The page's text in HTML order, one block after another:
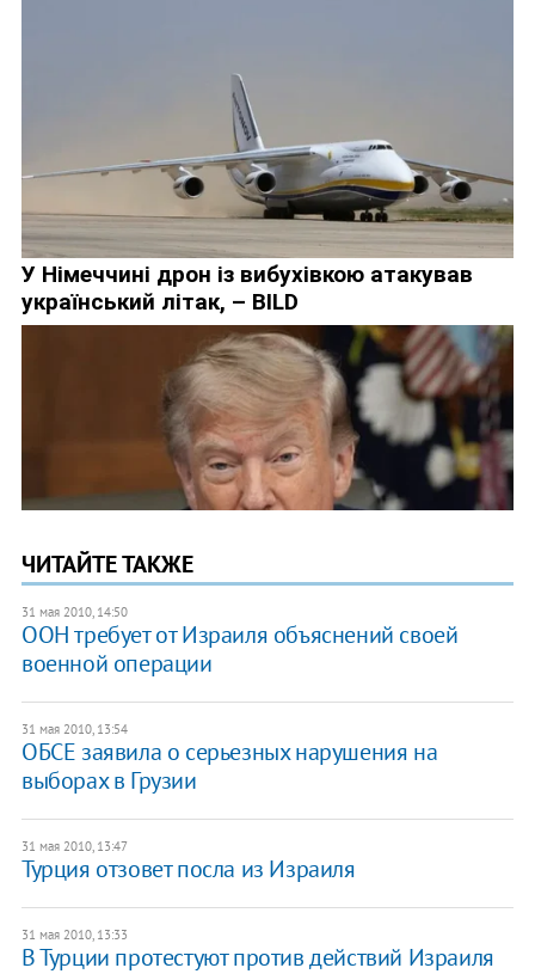
ЧИТАЙТЕ ТАКЖЕ
31 мая 2010, 14:50
ООН требует от Израиля объяснений своей
военной операции
31 мая 2010, 13:54
ОБСЕ заявила о серьезных нарушения на
выборах в Грузии
31 мая 2010, 13:47
Турция отзовет посла из Израиля
31 мая 2010, 13:33
В Турции протестуют против действий Израиля